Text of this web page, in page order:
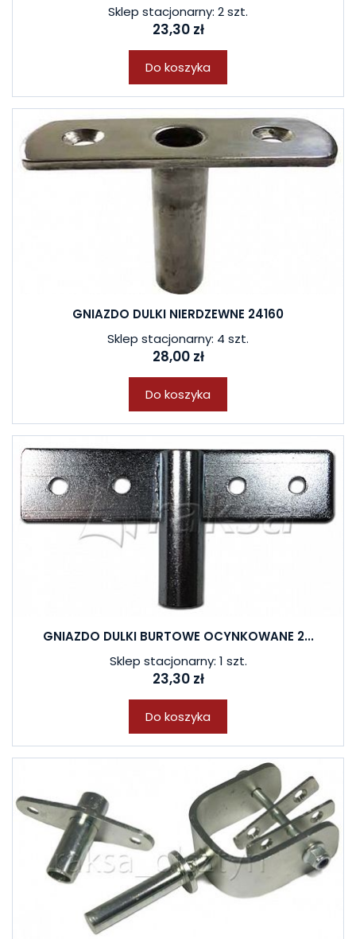
Sklep stacjonarny: 2 szt.
23,30 zł
Do koszyka
GNIAZDO DULKI NIERDZEWNE 24160
Sklep stacjonarny: 4 szt.
28,00 zł
Do koszyka
GNIAZDO DULKI BURTOWE OCYNKOWANE 2...
Sklep stacjonarny: 1 szt.
23,30 zł
Do koszyka
W ostatnich 7 dniach produktem interesują się